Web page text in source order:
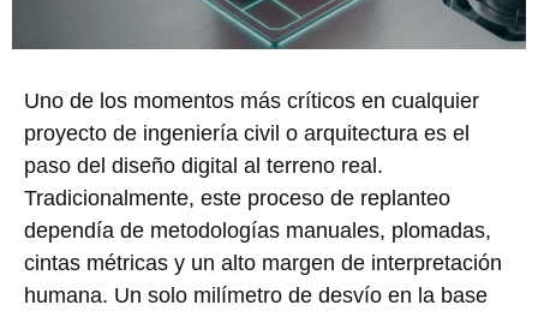
Uno de los momentos más críticos en cualquier
proyecto de ingeniería civil o arquitectura es el
paso del diseño digital al terreno real.
Tradicionalmente, este proceso de replanteo
dependía de metodologías manuales, plomadas,
cintas métricas y un alto margen de interpretación
humana. Un solo milímetro de desvío en la base